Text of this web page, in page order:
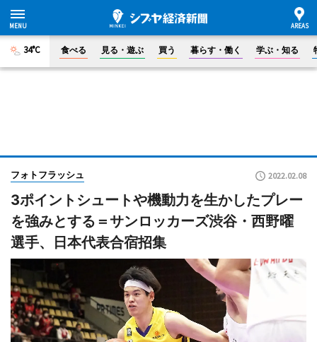
34°C 食べる 見る・遊ぶ 買う 暮らす・働く 学ぶ・知る
フォトフラッシュ 2022.02.08
3ポイントシュートや機動力を生かしたプレー
を強みとする＝サンロッカーズ渋谷・西野曜
選手、日本代表合宿招集